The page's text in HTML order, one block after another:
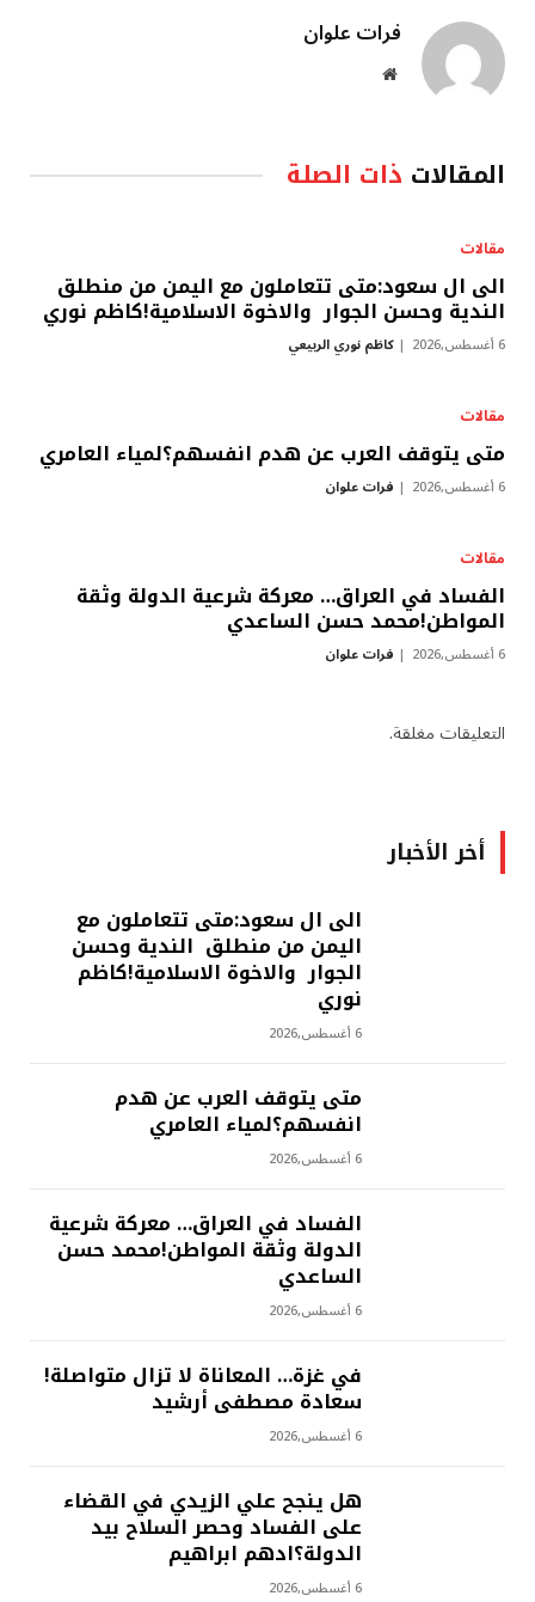
فرات علوان
موقع
المقالات ذات الصلة
مقالات
الى ال سعود:متى تتعاملون مع اليمن من منطلق
الندية وحسن الجوار والاخوة الاسلامية!كاظم نوري
6 أغسطس,2026 كاظم نوري الربيعي
مقالات
متى يتوقف العرب عن هدم انفسهم؟لمياء العامري
6 أغسطس,2026 فرات علوان
مقالات
الفساد في العراق… معركة شرعية الدولة وثقة
المواطن!محمد حسن الساعدي
6 أغسطس,2026 فرات علوان
التعليقات مغلقة.
أخر الأخبار
الى ال سعود:متى تتعاملون مع
اليمن من منطلق الندية وحسن
الجوار والاخوة الاسلامية!كاظم
نوري
6 أغسطس,2026
متى يتوقف العرب عن هدم
انفسهم؟لمياء العامري
6 أغسطس,2026
الفساد في العراق… معركة شرعية
الدولة وثقة المواطن!محمد حسن
الساعدي
6 أغسطس,2026
في غزة… المعاناة لا تزال متواصلة!
سعادة مصطفى أرشيد
6 أغسطس,2026
هل ينجح علي الزيدي في القضاء
على الفساد وحصر السلاح بيد
الدولة؟ادهم ابراهيم
6 أغسطس,2026